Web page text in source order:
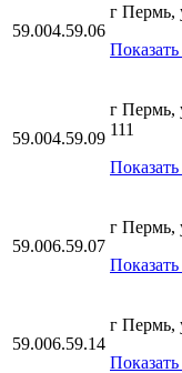
59.004.59.06
г Пермь,
59.004.59.09
г Пермь,
111
59.006.59.07
г Пермь,
59.006.59.14
г Пермь,